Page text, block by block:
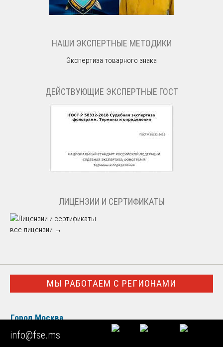
НАШИ ЭКСПЕРТНЫЕ МЕТОДИКИ
Экспертиза товарного знака
ДЕЙСТВУЮЩИЕ ЭКСПЕРТНЫЕ ГОСТ
ЛИЦЕНЗИИ И СЕРТИФИКАТЫ
все лицензии →
МЫ РАБОТАЕМ С РЕГИОНАМИ
Город Москва
Московская область
info@fse.ms